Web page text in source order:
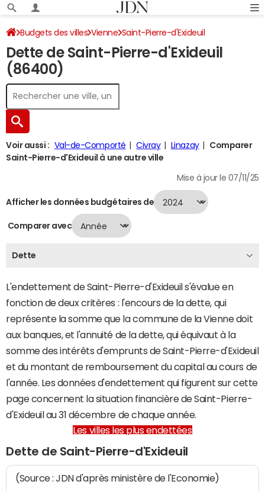
Budgets des villes Vienne Saint-Pierre-d'Exideuil
Dette au 31/12/2024
Dette de Saint-Pierre-d'Exideuil
(86400)
Voir aussi : Val-de-Comporté Civray Linazay
Comparer
Saint-Pierre-d'Exideuil à une autre ville
Mise à jour le 07/11/25
Afficher les données budgétaires de
Comparer avec
Dette
L'endettement de Saint-Pierre-d'Exideuil s'évalue en
fonction de deux critères : l'encours de la dette, qui
représente la somme que la commune de la Vienne doit
aux banques, et l'annuité de la dette, qui équivaut à la
somme des intérêts d'emprunts de Saint-Pierre-d'Exideuil
et du montant de remboursement du capital au cours de
l'année. Les données d'endettement qui figurent sur cette
page concernent la situation financière de Saint-Pierre-
d'Exideuil au 31 décembre de chaque année.
Les villes les plus endettées
Dette de Saint-Pierre-d'Exideuil
(Source : JDN d'après ministère de l'Economie)